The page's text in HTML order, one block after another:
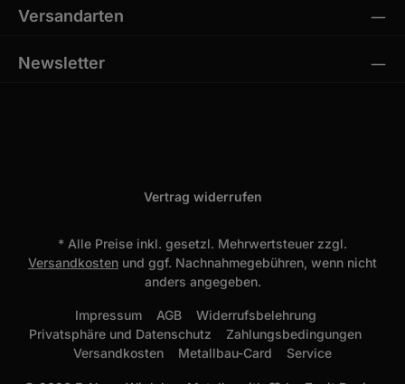
Versandarten
Newsletter
Vertrag widerrufen
* Alle Preise inkl. gesetzl. Mehrwertsteuer zzgl.
Versandkosten und ggf. Nachnahmegebühren, wenn nicht
anders angegeben.
Impressum AGB
Widerrufsbelehrung
Privatsphäre und Datenschutz
Zahlungsbedingungen
Versandkosten
Metallbau-Card Service